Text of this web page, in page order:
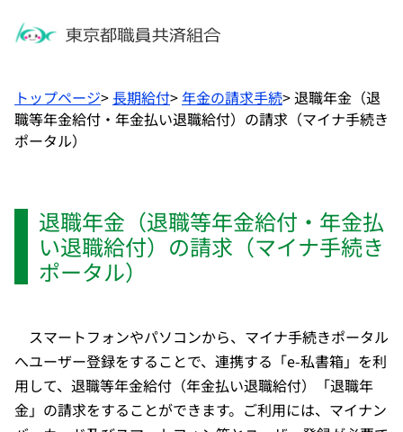
トップページ>長期給付>年金の請求手続>退職年金（退
職等年金給付・年金払い退職給付）の請求（マイナ手続き
ポータル）
退職年金（退職等年金給付・年金払
い退職給付）の請求（マイナ手続き
ポータル）
スマートフォンやパソコンから、マイナ手続きポータル
へユーザー登録をすることで、連携する「e-私書箱」を利
用して、退職等年金給付（年金払い退職給付）「退職年
金」の請求をすることができます。ご利用には、 マイナン